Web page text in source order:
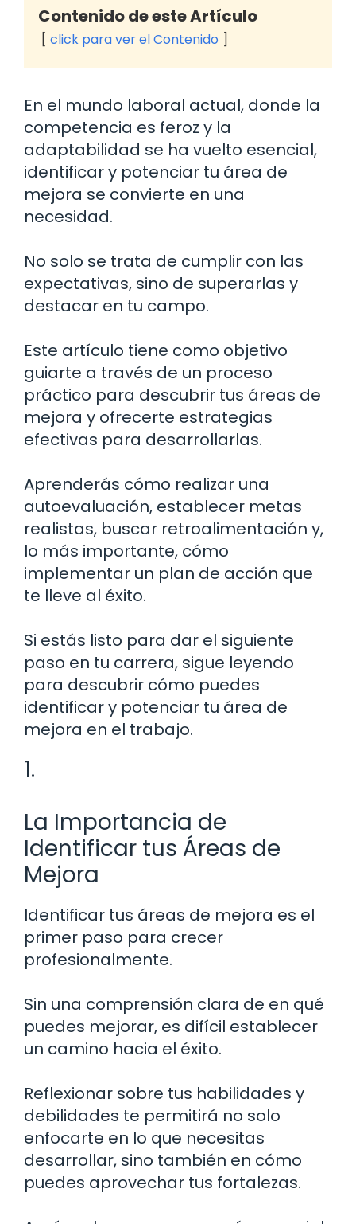
Contenido de este Artículo
click para ver el Contenido
En el mundo laboral actual, donde la
competencia es feroz y la
adaptabilidad se ha vuelto esencial,
identificar y potenciar tu área de
mejora se convierte en una
necesidad.
No solo se trata de cumplir con las
expectativas, sino de superarlas y
destacar en tu campo.
Este artículo tiene como objetivo
guiarte a través de un proceso
práctico para descubrir tus áreas de
mejora y ofrecerte estrategias
efectivas para desarrollarlas.
Aprenderás cómo realizar una
autoevaluación, establecer metas
realistas, buscar retroalimentación y,
lo más importante, cómo
implementar un plan de acción que
te lleve al éxito.
Si estás listo para dar el siguiente
paso en tu carrera, sigue leyendo
para descubrir cómo puedes
identificar y potenciar tu área de
mejora en el trabajo.
1.
La Importancia de
Identificar tus Áreas de
Mejora
Identificar tus áreas de mejora es el
primer paso para crecer
profesionalmente.
Sin una comprensión clara de en qué
puedes mejorar, es difícil establecer
un camino hacia el éxito.
Reflexionar sobre tus habilidades y
debilidades te permitirá no solo
enfocarte en lo que necesitas
desarrollar, sino también en cómo
puedes aprovechar tus fortalezas.